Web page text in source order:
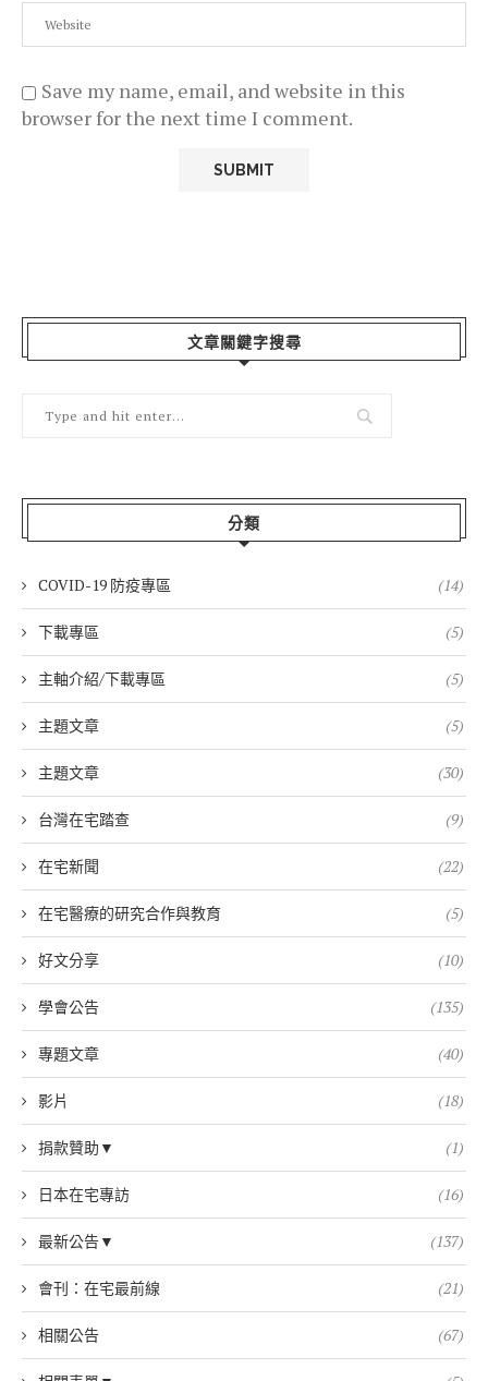
Save my name, email, and website in this
browser for the next time I comment.
文章關鍵字搜尋
分類
COVID-19 防疫專區 (14)
下載專區 (5)
主軸介紹/下載專區 (5)
主題文章 (5)
主題文章 (30)
台灣在宅踏查 (9)
在宅新聞 (22)
在宅醫療的研究合作與教育 (5)
好文分享 (10)
學會公告 (135)
專題文章 (40)
影片 (18)
捐款贊助▼ (1)
日本在宅專訪 (16)
最新公告▼ (137)
會刊：在宅最前線 (21)
相關公告 (67)